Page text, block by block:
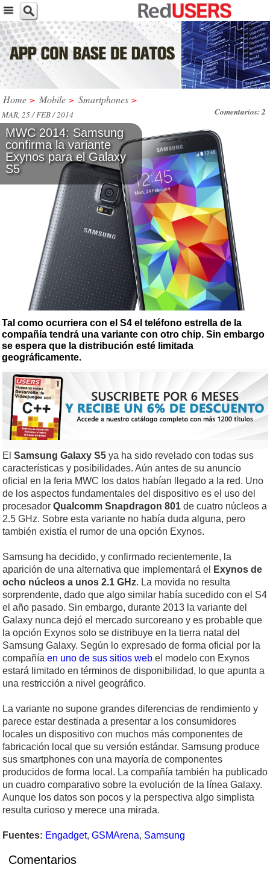
Home > Mobile > Smartphones >
Comentarios: 2
MAR, 25 / FEB / 2014
MWC 2014: Samsung
confirma la variante
Exynos para el Galaxy
S5
Tal como ocurriera con el S4 el teléfono estrella de la
compañía tendrá una variante con otro chip. Sin embargo
se espera que la distribución esté limitada
geográficamente.
El Samsung Galaxy S5 ya ha sido revelado con todas sus
características y posibilidades. Aún antes de su anuncio
oficial en la feria MWC los datos habían llegado a la red. Uno
de los aspectos fundamentales del dispositivo es el uso del
procesador Qualcomm Snapdragon 801 de cuatro núcleos a
2.5 GHz. Sobre esta variante no había duda alguna, pero
también existía el rumor de una opción Exynos.
Samsung ha decidido, y confirmado recientemente, la
aparición de una alternativa que implementará el
Exynos de
ocho núcleos a unos 2.1 GHz. La movida no resulta
sorprendente, dado que algo similar había sucedido con el S4
el año pasado. Sin embargo, durante 2013 la variante del
Galaxy nunca dejó el mercado surcoreano y es probable que
la opción Exynos solo se distribuye en la tierra natal del
Samsung Galaxy. Según lo expresado de forma oficial por la
compañía en uno de sus sitios web el modelo con Exynos
estará limitado en términos de disponibilidad, lo que apunta a
una restricción a nivel geográfico.
La variante no supone grandes diferencias de rendimiento y
parece estar destinada a presentar a los consumidores
locales un dispositivo con muchos más componentes de
fabricación local que su versión estándar. Samsung produce
sus smartphones con una mayoría de componentes
producidos de forma local. La compañía también ha publicado
un cuadro comparativo sobre la evolución de la línea Galaxy.
Aunque los datos son pocos y la perspectiva algo simplista
resulta curioso y merece una mirada.
Fuentes: Engadget, GSMArena, Samsung
Comentarios